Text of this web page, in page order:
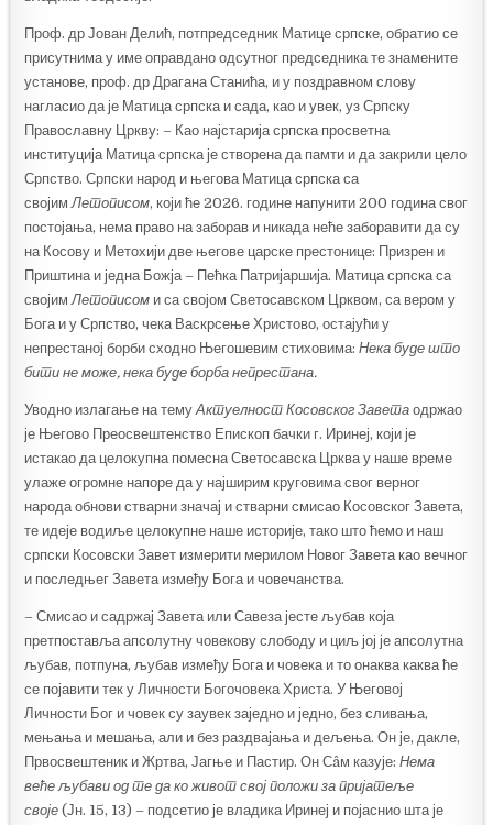
Проф. др Јован Делић, потпредседник Матице српске, обратио се
присутнима у име оправдано одсутног председника те знамените
установе, проф. др Драгана Станића, и у поздравном слову
нагласио да је Матица српска и сада, као и увек, уз Српску
Православну Цркву: – Као најстарија српска просветна
институција Матица српска је створена да памти и да закрили цело
Српство. Српски народ и његова Матица српска са
својимЛетописом, који ће 2026. године напунити 200 година свог
постојања, нема право на заборав и никада неће заборавити да су
на Косову и Метохији две његове царске престонице: Призрен и
Приштина и једна Божја – Пећка Патријаршија. Матица српска са
својимЛетописом и са својом Светосавском Црквом, са вером у
Бога и у Српство, чека Васкрсење Христово, остајући у
непрестаној борби сходно Његошевим стиховима:Нека буде што
бити не може, нека буде борба непрестана.
Уводно излагање на темуАктуелност Косовског Заветаодржао
је Његово Преосвештенство Епископ бачки г. Иринеј, који је
истакао да целокупна помесна Светосавска Црква у наше време
улаже огромне напоре да у најширим круговима свог верног
народа обнови стварни значај и стварни смисао Косовског Завета,
те идеје водиље целокупне наше историје, тако што ћемо и наш
српски Косовски Завет измерити мерилом Новог Завета као вечног
и последњег Завета између Бога и човечанства.
– Смисао и садржај Завета или Савеза јесте љубав која
претпоставља апсолутну човекову слободу и циљ јој је апсолутна
љубав, потпуна, љубав између Бога и човека и то онаква каква ће
се појавити тек у Личности Богочовека Христа. У Његовој
Личности Бог и човек су заувек заједно и једно, без сливања,
мењања и мешања, али и без раздвајања и дељења. Он је, дакле,
Првосвештеник и Жртва, Јагње и Пастир. Он Сâм казује:Нема
веће љубави од те да ко живот свој положи за пријатеље
своје (Јн. 15, 13) – подсетио је владика Иринеј и појаснио шта је